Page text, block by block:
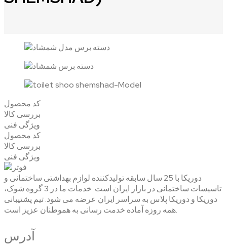
کد محصول
بررسی کالا
ویژگی فنی
کد محصول
بررسی کالا
ویژگی فنی
دوریکا با 25 سال سابقه تولیدکننده لوازم بهداشتی ساختمانی و
تاسیسات ساختمانی در بازار ایران است. خدمات ما در 3 گروه شوک،
دوریکا و دوریکا پلاس به سراسر ایران عرضه می شود. تیم پشتیبانی
همه روزه آماده خدمت رسانی به هموطنان عزیز است.
آدرس